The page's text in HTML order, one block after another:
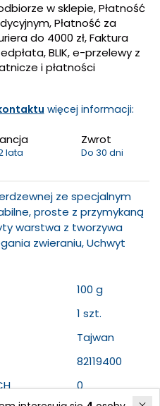
w sklepie, Płatność
Płatność za
do 4000 zł, Faktura
BLIK, e-przelewy z
i płatności
więcej informacji:
lata
Zwrot
Do 30 dni
ze specjalnym
proste z przymykaną
warstwa z tworzywa
zwieraniu, Uchwyt
100 g
1 szt.
Tajwan
82119400
0